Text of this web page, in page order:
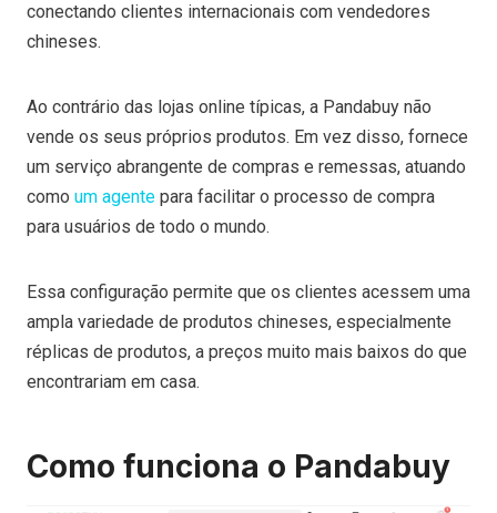
conectando clientes internacionais com vendedores
chineses.
Ao contrário das lojas online típicas, a Pandabuy não
vende os seus próprios produtos. Em vez disso, fornece
um serviço abrangente de compras e remessas, atuando
como um agente para facilitar o processo de compra
para usuários de todo o mundo.
Essa configuração permite que os clientes acessem uma
ampla variedade de produtos chineses, especialmente
réplicas de produtos, a preços muito mais baixos do que
encontrariam em casa.
Como funciona o Pandabuy